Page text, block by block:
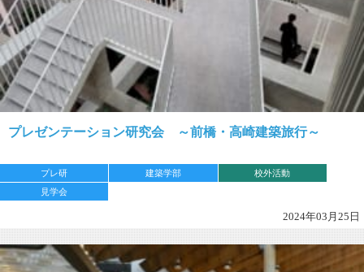
プレゼンテーション研究会 ～前橋・高崎建築旅行～
プレ研 建築学部
校外活動
見学会
2024年03月25日